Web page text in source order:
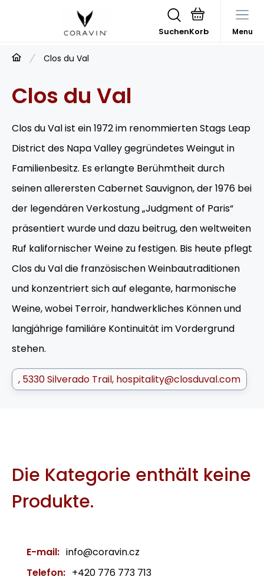
Suchen Menu
Clos du Val
Clos du Val
Clos du Val ist ein 1972 im renommierten Stags Leap
District des Napa Valley gegründetes Weingut in
Familienbesitz. Es erlangte Berühmtheit durch
seinen allerersten Cabernet Sauvignon, der 1976 bei
der legendären Verkostung „Judgment of Paris“
präsentiert wurde und dazu beitrug, den weltweiten
Ruf kalifornischer Weine zu festigen. Bis heute pflegt
Clos du Val die französischen Weinbautraditionen
und konzentriert sich auf elegante, harmonische
Weine, wobei Terroir, handwerkliches Können und
langjährige familiäre Kontinuität im Vordergrund
stehen.
5330 Silverado Trail hospitality@closduval.com
Die Kategorie enthält keine
Produkte.
E-mail: info@coravin.cz
Telefon: +420 776 773 713